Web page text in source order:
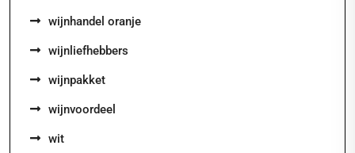
wijnhandel oranje
wijnliefhebbers
wijnpakket
wijnvoordeel
wit